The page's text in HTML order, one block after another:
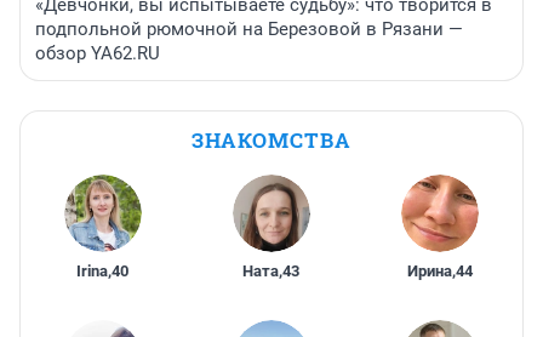
«Девчонки, вы испытываете судьбу»: что творится в
подпольной рюмочной на Березовой в Рязани —
обзор YA62.RU
ЗНАКОМСТВА
Irina,40 Ната,43 Ирина,44